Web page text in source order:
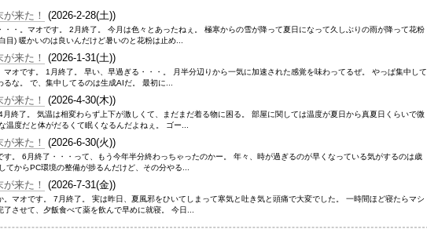
来た！ (2026-2-28(土))
・・。マオです。 2月終了。 今月は色々とあったねぇ。 極寒からの雪が降って夏日になって久しぶりの雨が降って花粉
目) 暖かいのは良いんだけど暑いのと花粉は止め...
来た！ (2026-1-31(土))
マオです。 1月終了。 早い、早過ぎる・・・。 月半分辺りから一気に加速された感覚を味わってるぜ。 やっぱ集中して
るな。 で、集中してるのは生成AIだ。 最初に...
来た！ (2026-4-30(木))
終了。 気温は相変わらず上下が激しくて、まだまだ着る物に困る。 部屋に関しては温度が夏日から真夏日くらいで微
温度だと体がだるくて眠くなるんだよねぇ。 ゴー...
来た！ (2026-6-30(火))
す。 6月終了・・・って、もう今年半分終わっちゃったのかー。 年々、時が過ぎるのが早くなっている気がするのは歳
てからPC環境の整備が捗るんだけど、その分やる...
来た！ (2026-7-31(金))
。マオです。 7月終了。 実は昨日、夏風邪をひいてしまって寒気と吐き気と頭痛で大変でした。 一時間ほど寝たらマシ
了させて、夕飯食べて薬を飲んで早めに就寝。 今日...